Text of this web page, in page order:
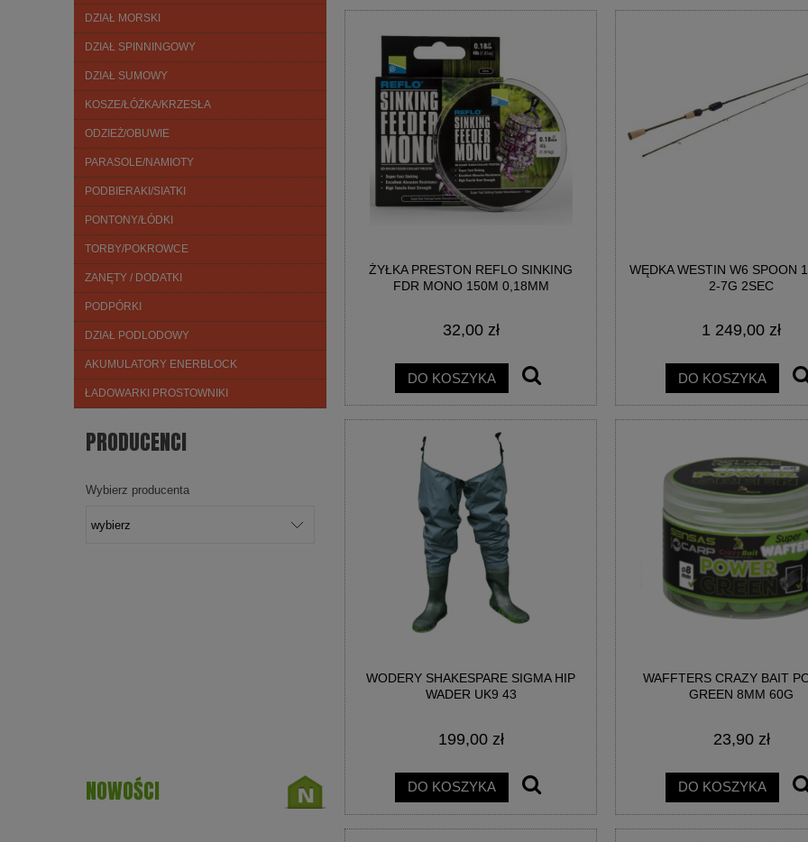
DZIAŁ MORSKI
DZIAŁ SPINNINGOWY
DZIAŁ SUMOWY
KOSZE/ŁÓŻKA/KRZESŁA
ODZIEŻ/OBUWIE
PARASOLE/NAMIOTY
PODBIERAKI/SIATKI
PONTONY/ŁÓDKI
TORBY/POKROWCE
ZANĘTY / DODATKI
PODPÓRKI
DZIAŁ PODLODOWY
AKUMULATORY ENERBLOCK
ŁADOWARKI PROSTOWNIKI
PRODUCENCI
Wybierz producenta
NOWOŚCI
ŻYŁKA PRESTON REFLO SINKING
FDR MONO 150M 0,18MM
32,00 zł
DO KOSZYKA
WĘDKA WESTIN W6 SPOON
2-7G 2SEC
1 249,00 zł
DO KOSZYKA
WODERY SHAKESPARE SIGMA HIP
WADER UK9 43
199,00 zł
DO KOSZYKA
WAFFTERS CRAZY BAIT
GREEN 8MM 60G
23,90 zł
DO KOSZYKA